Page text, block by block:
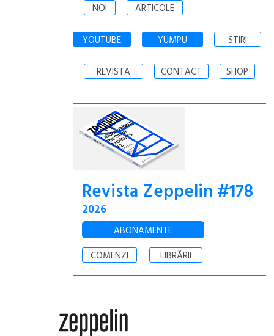
NOI ARTICOLE
YOUTUBE YUMPU STIRI
REVISTA CONTACT SHOP
Revista Zeppelin #178
2026
ABONAMENTE
COMENZI
LIBRĂRII